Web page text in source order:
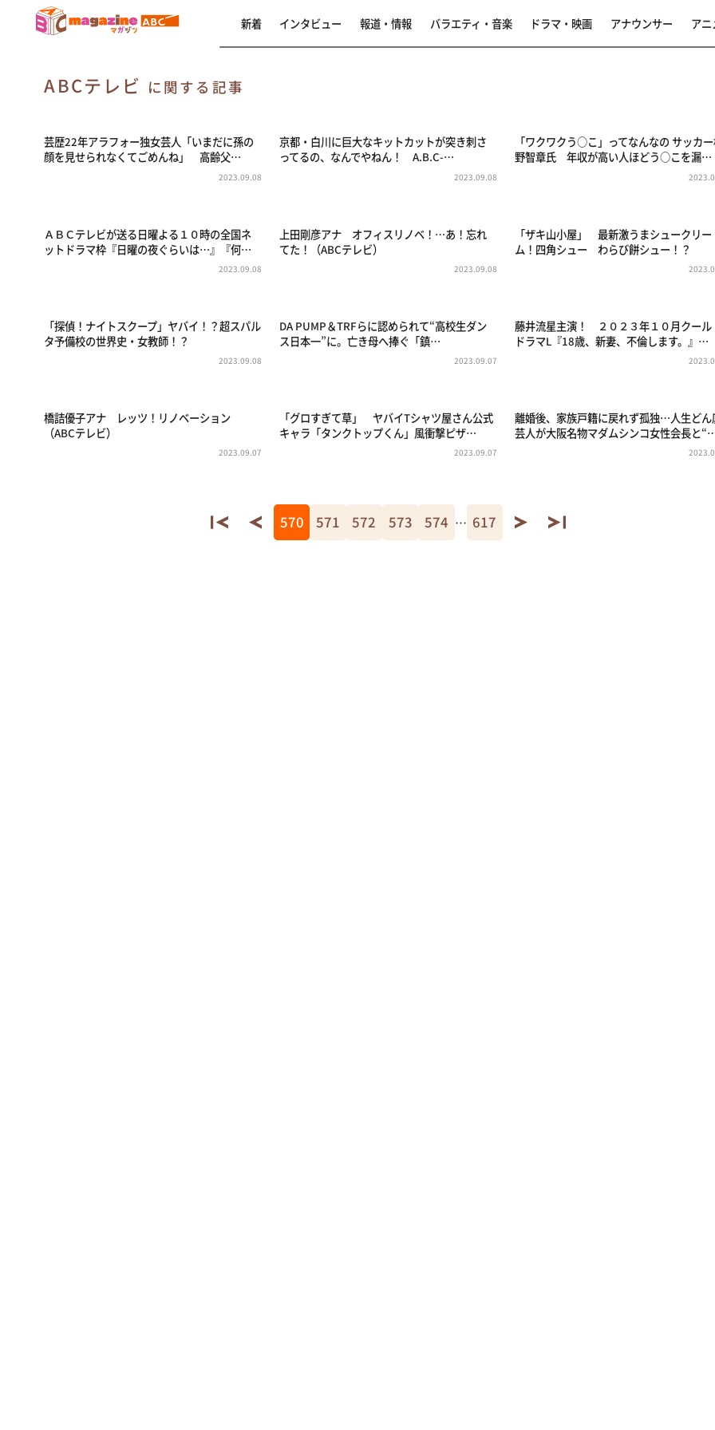
新着 インタビュー 報道・情報 バラエティ・音楽 ドラマ・映画 アナウンサー アニ
ABCテレビ に関する記事
芸歴22年アラフォー独女芸人「いまだに孫の
顔を見せられなくてごめんね」 高齢父…
2023.09.08
京都・白川に巨大なキットカットが突き刺さ
ってるの、なんでやねん！ A.B.C-…
2023.09.08
「ワクワクう○こ」ってなんなの サッカ
野智章氏 年収が高い人ほどう○こを漏…
ＡＢＣテレビが送る日曜よる１０時の全国ネ
ットドラマ枠『日曜の夜ぐらいは…』『何…
2023.09.08
上田剛彦アナ オフィスリノベ！…あ！忘れ
てた！（ABCテレビ）
2023.09.08
「ザキ山小屋」 最新激うまシュークリー
ム！四角シュー わらび餅シュー！？
「探偵！ナイトスクープ」ヤバイ！？超スパル
タ予備校の世界史・女教師！？
2023.09.08
DA PUMP＆TRFらに認められて“高校生ダン
ス日本一”に。亡き母へ捧ぐ「鎮…
2023.09.07
藤井流星主演！ ２０２３年１０月クール
ドラマL『18歳、新妻、不倫します。』…
橋詰優子アナ レッツ！リノベーション
（ABCテレビ）
2023.09.07
「グロすぎて草」 ヤバイTシャツ屋さん公式
キャラ「タンクトップくん」風衝撃ピザ…
2023.09.07
離婚後、家族戸籍に戻れず孤独…人生どん
芸人が大阪名物マダムシンコ女性会長と
570 571 572 573 574 … 617